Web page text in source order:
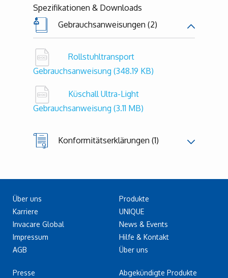
Spezifikationen & Downloads
Gebrauchsanweisungen (2)
Rollstuhltransport
Gebrauchsanweisung (348.19 KB)
Küschall Ultra-Light
Gebrauchsanweisung (3.11 MB)
Konformitätserklärungen (1)
Über uns
Karriere
Invacare Global
Impressum
AGB
Presse
Produkte
UNIQUE
News & Events
Hilfe & Kontakt
Über uns
Abgekündigte Produkte